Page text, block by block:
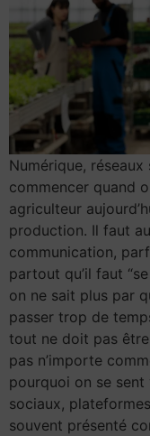
Numérique,
commencer quand
agriculteur
production. Il faut
communication,
partout qu’il faut
on ne sait plus par
passer trop de
tout ne doit pas
pas n’importe
pourquoi on se sent
sociaux,
souvent présenté